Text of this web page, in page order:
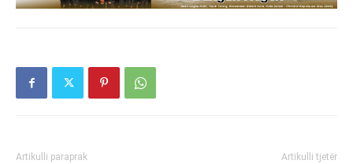
Artikulli paraprak Artikulli tjetër